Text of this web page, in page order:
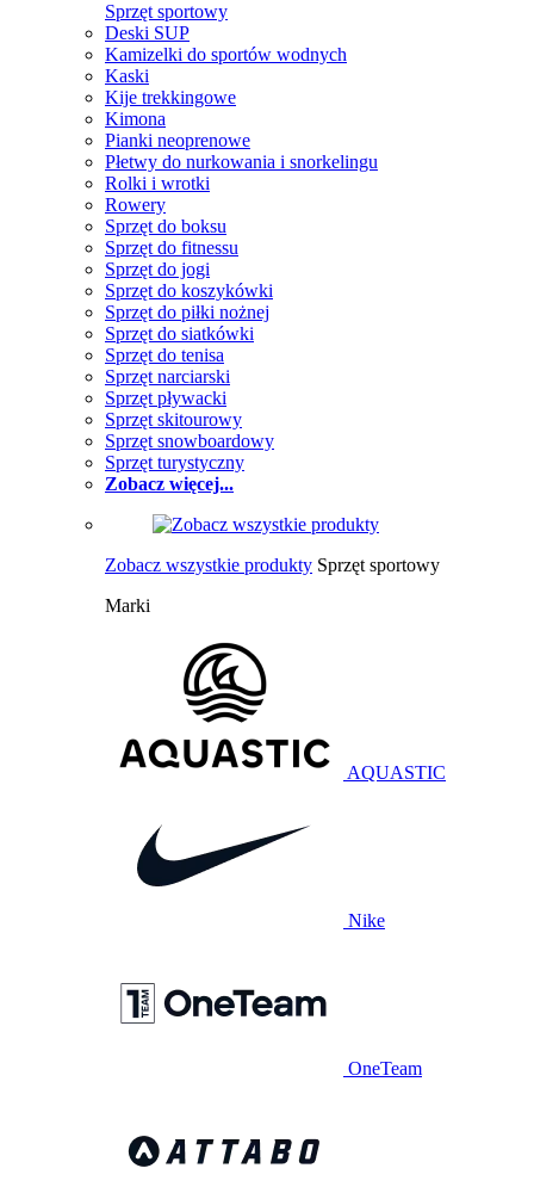
Sprzęt sportowy
Deski SUP
Kamizelki do sportów wodnych
Kaski
Kije trekkingowe
Kimona
Pianki neoprenowe
Płetwy do nurkowania i snorkelingu
Rolki i wrotki
Rowery
Sprzęt do boksu
Sprzęt do fitnessu
Sprzęt do jogi
Sprzęt do koszykówki
Sprzęt do piłki nożnej
Sprzęt do siatkówki
Sprzęt do tenisa
Sprzęt narciarski
Sprzęt pływacki
Sprzęt skitourowy
Sprzęt snowboardowy
Sprzęt turystyczny
Zobacz więcej...
Zobacz wszystkie produkty Sprzęt sportowy
Marki
AQUASTIC
Nike
OneTeam